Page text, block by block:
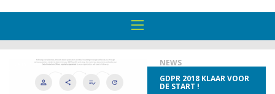
NEWS
GDPR 2018 KLAAR VOOR
DE START !